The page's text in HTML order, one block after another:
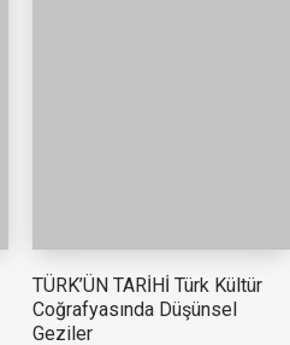
TÜRK’ÜN TARİHİ Türk Kültür
Coğrafyasında Düşünsel
Geziler